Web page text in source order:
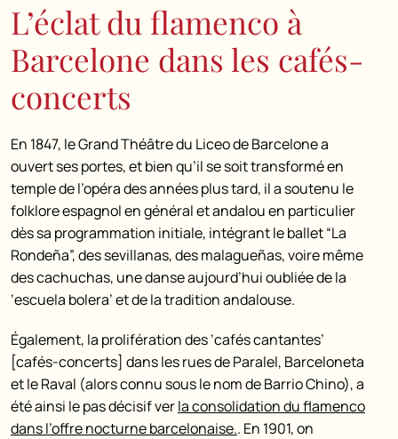
L’éclat du flamenco à
Barcelone dans les cafés-
concerts
En 1847, le Grand Théâtre du Liceo de Barcelone a
ouvert ses portes, et bien qu’il se soit transformé en
temple de l’opéra des années plus tard, il a soutenu le
folklore espagnol en général et andalou en particulier
dès sa programmation initiale, intégrant le ballet “La
Rondeña”, des sevillanas, des malagueñas, voire même
des cachuchas, une danse aujourd’hui oubliée de la
‘escuela bolera’ et de la tradition andalouse.
Également, la prolifération des ‘cafés cantantes’
[cafés-concerts] dans les rues de Paralel, Barceloneta
et le Raval (alors connu sous le nom de Barrio Chino), a
été ainsi le pas décisif verla consolidation du flamenco
dans l’offre nocturne barcelonaise.. En 1901, on